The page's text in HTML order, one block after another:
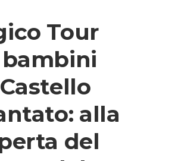
Tour
alla
del